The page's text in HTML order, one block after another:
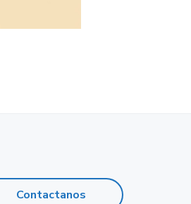
Contactanos